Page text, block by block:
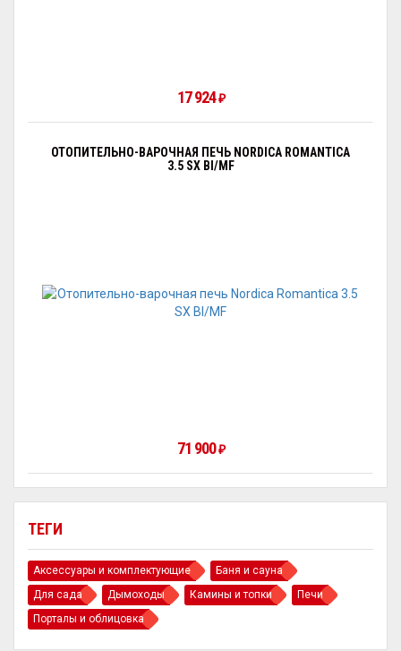
ТЕГИ
Аксессуары и комплектующие
Баня и сауна
Для сада
Дымоходы Камины и топки
Печи
Порталы и облицовка
17 924₽
ОТОПИТЕЛЬНО-ВАРОЧНАЯ ПЕЧЬ NORDICA ROMANTICA
3.5 SX BI/MF
71 900₽